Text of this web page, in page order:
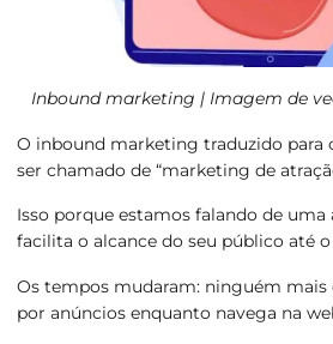
Inbound marketing | Imagem de
O inbound marketing traduzido para
ser chamado de “marketing de
Isso porque estamos falando de
facilita o alcance do seu público até
Os tempos mudaram: ninguém
por anúncios enquanto navega na